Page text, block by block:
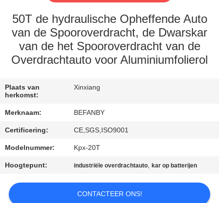
KWALITEITSCONTROLE
CONTACTEER
ONS
NIEUWS
OM EEN
CITAAT
SITEMAP
50T de hydraulische Opheffende Auto
van de Spooroverdracht, de Dwarskar
van de het Spooroverdracht van de
Overdrachtauto voor Aluminiumfolierol
Plaats van
herkomst:
Xinxiang
Merknaam: BEFANBY
Certificering: CE,SGS,ISO9001
Modelnummer: Kpx-20T
Hoogtepunt: industriële overdrachtauto,kar op batterijen
CONTACTEER ONS!